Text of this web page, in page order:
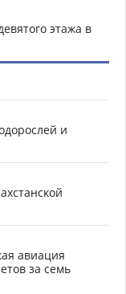
этажа в
и
авиация
за семь